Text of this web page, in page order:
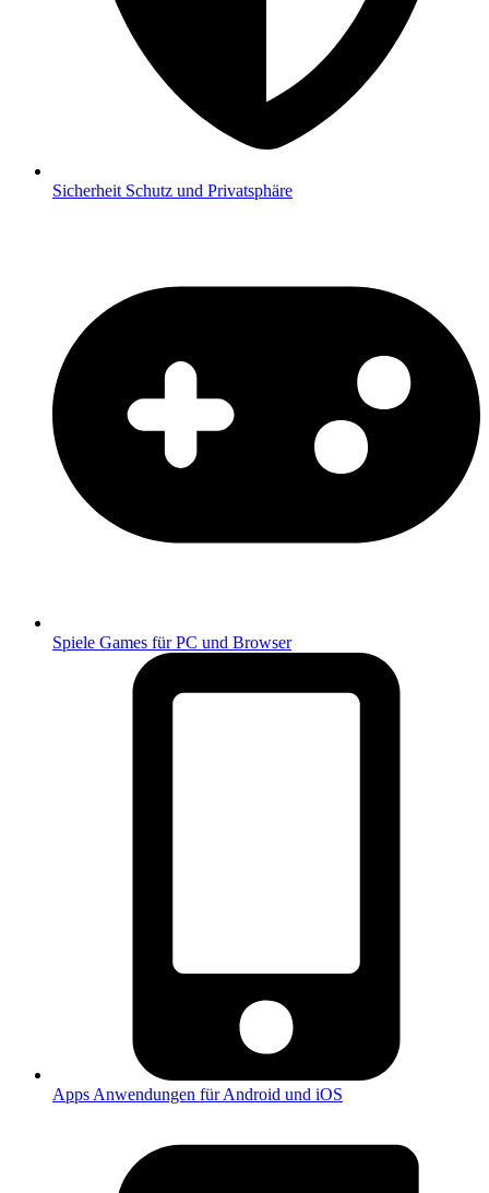
Sicherheit Schutz und Privatsphäre
Spiele Games für PC und Browser
Apps Anwendungen für Android und iOS